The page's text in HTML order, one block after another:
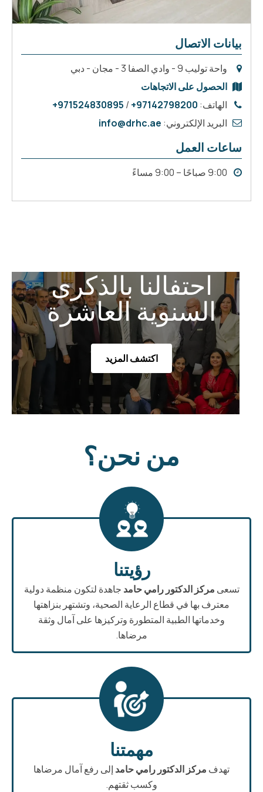
بيانات الاتصال
واحة توليب 9 - وادي الصفا 3 - مجان - دبي
الحصول على الاتجاهات
الهاتف: 97142798200+
/
971524830895+
البريد الإلكتروني: info@drhc.ae
ساعات العمل
9:00 صباحًا – 9:00 مساءً
احتفالنا بالذكرى
السنوية العاشرة
اكتشف المزيد
من نحن؟
رؤيتنا
تسعى مركز الدكتور رامي حامد جاهدة لتكون منظمة دولية
معترف بها في قطاع الرعاية الصحية، وتشتهر بنزاهتها
وخدماتها الطبية المتطورة وتركيزها على آمال وثقة
مرضاها.
مهمتنا
تهدف مركز الدكتور رامي حامدإلى رفع آمال مرضاها
وكسب ثقتهم.